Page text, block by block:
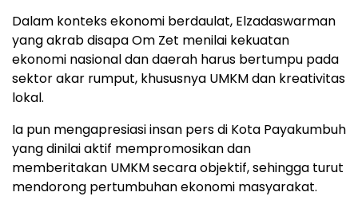
Dalam konteks ekonomi berdaulat, Elzadaswarman
yang akrab disapa Om Zet menilai kekuatan
ekonomi nasional dan daerah harus bertumpu pada
sektor akar rumput, khususnya UMKM dan kreativitas
lokal.
Ia pun mengapresiasi insan pers di Kota Payakumbuh
yang dinilai aktif mempromosikan dan
memberitakan UMKM secara objektif, sehingga turut
mendorong pertumbuhan ekonomi masyarakat.